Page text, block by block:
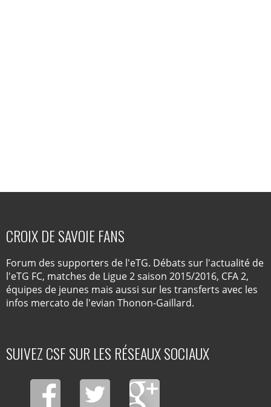
CROIX DE SAVOIE FANS
Forum des supporters de l'eTG. Débats sur l'actualité de
l'eTG FC, matches de Ligue 2 saison 2015/2016, CFA 2,
équipes de jeunes mais aussi sur les transferts avec les
infos mercato de l'evian Thonon-Gaillard.
SUIVEZ CSF SUR LES RÉSEAUX SOCIAUX